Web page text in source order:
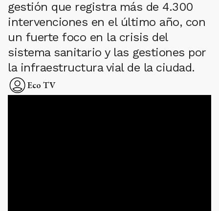
gestión que registra más de 4.300
intervenciones en el último año, con
un fuerte foco en la crisis del
sistema sanitario y las gestiones por
la infraestructura vial de la ciudad.
Eco TV